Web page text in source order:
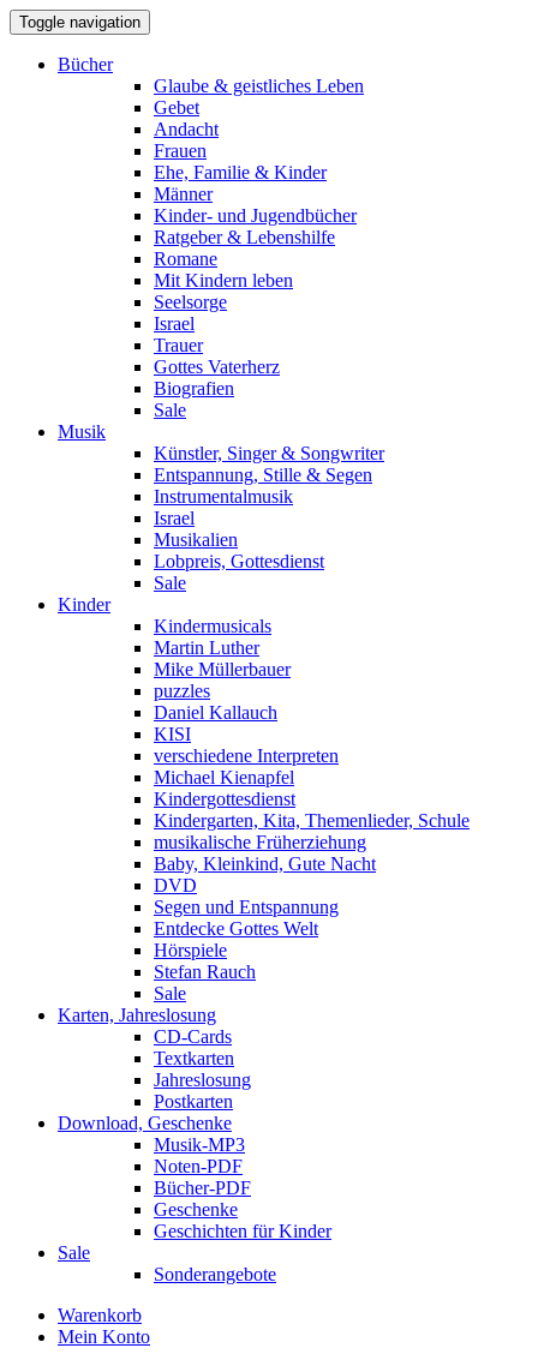
Toggle navigation
Bücher
Glaube & geistliches Leben
Gebet
Andacht
Frauen
Ehe, Familie & Kinder
Männer
Kinder- und Jugendbücher
Ratgeber & Lebenshilfe
Romane
Mit Kindern leben
Seelsorge
Israel
Trauer
Gottes Vaterherz
Biografien
Sale
Musik
Künstler, Singer & Songwriter
Entspannung, Stille & Segen
Instrumentalmusik
Israel
Musikalien
Lobpreis, Gottesdienst
Sale
Kinder
Kindermusicals
Martin Luther
Mike Müllerbauer
puzzles
Daniel Kallauch
KISI
verschiedene Interpreten
Michael Kienapfel
Kindergottesdienst
Kindergarten, Kita, Themenlieder, Schule
musikalische Früherziehung
Baby, Kleinkind, Gute Nacht
DVD
Segen und Entspannung
Entdecke Gottes Welt
Hörspiele
Stefan Rauch
Sale
Karten, Jahreslosung
CD-Cards
Textkarten
Jahreslosung
Postkarten
Download, Geschenke
Musik-MP3
Noten-PDF
Bücher-PDF
Geschenke
Geschichten für Kinder
Sale
Sonderangebote
Warenkorb
Mein Konto